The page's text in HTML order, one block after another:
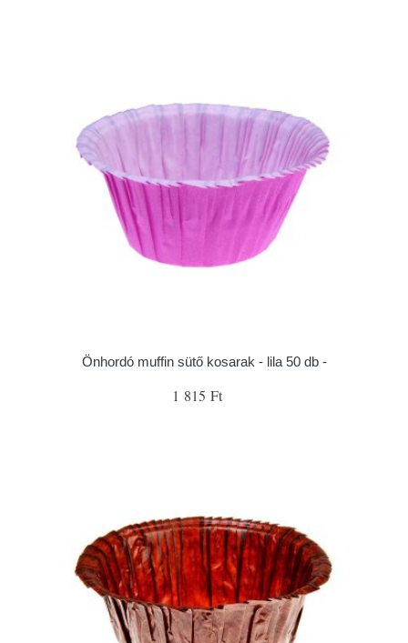
Önhordó muffin sütő kosarak - lila 50 db -
1 815 Ft